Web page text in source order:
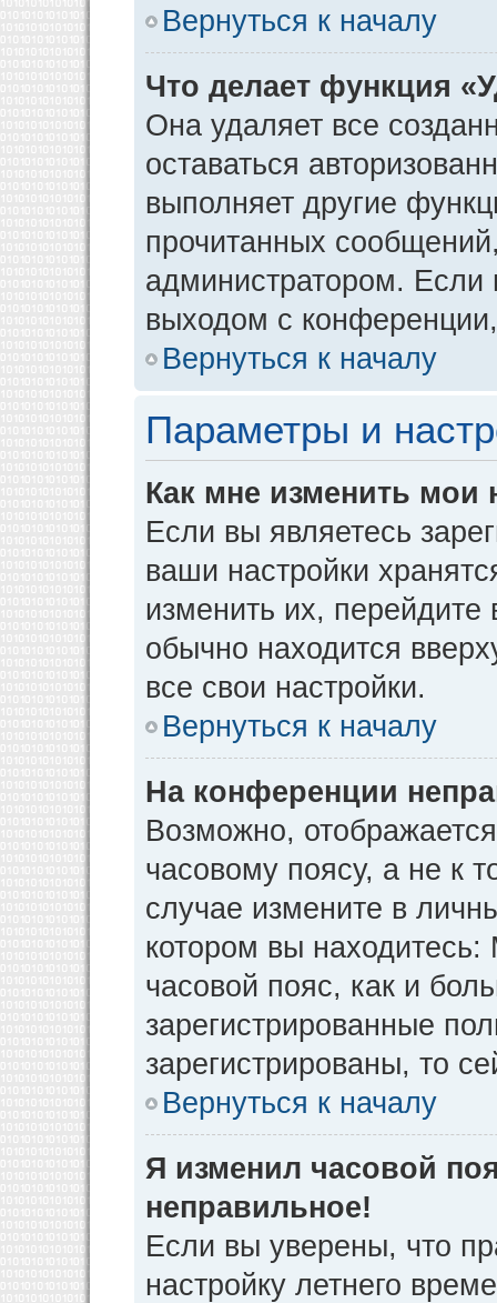
Вернуться к началу
Что делает функция
Она удаляет все
оставаться
выполняет другие
прочитанных
администратором. Если
выходом с
Вернуться к началу
Параметры и
Как мне изменить мои
Если вы являетесь
ваши настройки
изменить их, перейдите
обычно находится
все свои настройки.
Вернуться к началу
На конференции
Возможно,
часовому поясу, а не к
случае измените в
котором вы находитесь:
часовой пояс, как и
зарегистрированные
зарегистрированы, то
Вернуться к началу
Я изменил часовой
неправильное!
Если вы уверены, что
настройку летнего